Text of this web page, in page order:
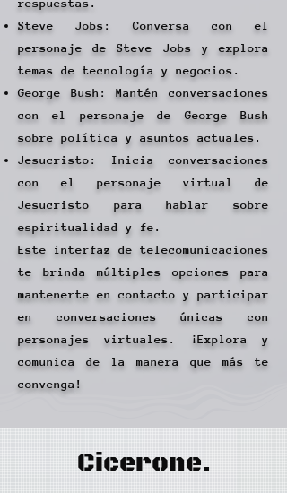
respuestas.
Steve Jobs: Conversa con el
personaje de Steve Jobs y explora
temas de tecnología y negocios.
George Bush: Mantén conversaciones
con el personaje de George Bush
sobre política y asuntos actuales.
Jesucristo: Inicia conversaciones
con el personaje virtual de
Jesucristo para hablar sobre
espiritualidad y fe.​
Este interfaz de telecomunicaciones
te brinda múltiples opciones para
mantenerte en contacto y participar
en conversaciones únicas con
personajes virtuales. ¡Explora y
comunica de la manera que más te
convenga!
Cicerone.